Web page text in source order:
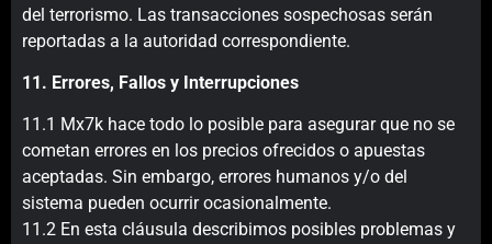
del terrorismo. Las transacciones sospechosas serán
reportadas a la autoridad correspondiente.
11. Errores, Fallos y Interrupciones
11.1 Mx7k hace todo lo posible para asegurar que no se
cometan errores en los precios ofrecidos o apuestas
aceptadas. Sin embargo, errores humanos y/o del
sistema pueden ocurrir ocasionalmente.
11.2 En esta cláusula describimos posibles problemas y